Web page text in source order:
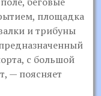
площадка
и трибуны
с большой
— поясняет